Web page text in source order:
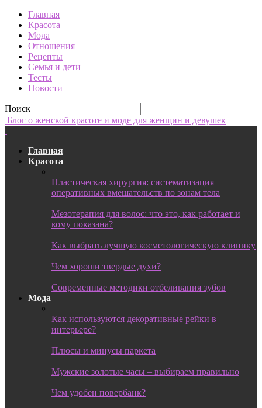
Главная
Красота
Мода
Отношения
Рецепты
Семья и дети
Тесты
Новости
Поиск
Блог о женской красоте и моде для женщин и девушек
Главная
Красота
Пластическая хирургия: систематизация
оперативных вмешательств по зонам тела
Мезотерапия для волос: что это, как работает и
кому показана?
Как выбрать лучшую косметологическую клинику
Чем хороши твердые духи?
Современные методики отбеливания зубов
Мода
Как используются декоративные рейки в
интерьере?
Плюсы и минусы паркета
Мужские золотые часы – выбираем правильно
Чем удобен повербанк?